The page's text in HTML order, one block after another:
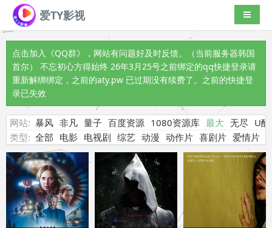
爱TY影视 导航切
点击加入《QQ群》
，网站有问题好及时反馈。（当前服务器韩国
首尔） 不忘初心方得始终 26年3月25号之前绑定的qq快捷登录请
重新解绑绑定，之前的aty.pw 已过期没有续费了。之前的快捷登
录已失效
网站: 暴风 非凡 量子 百度资源 1080资源库 最大 无尽 U酷
类型: 全部 电影 电视剧 综艺 动漫 动作片 喜剧片 爱情片